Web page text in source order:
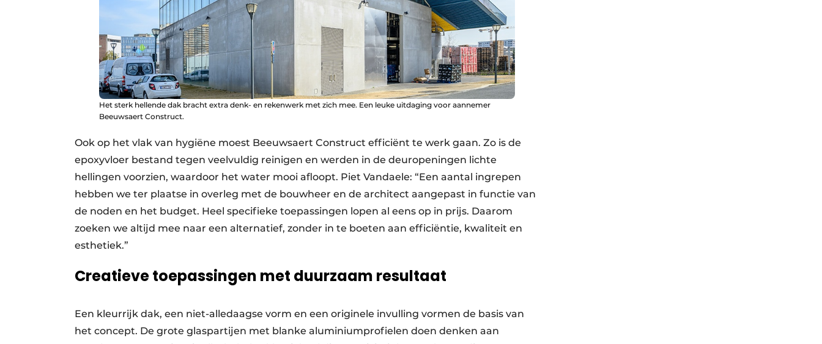
Het sterk hellende dak bracht extra denk- en rekenwerk met zich mee. Een leuke uitdaging voor aannemer
Beeuwsaert Construct.
Ook op het vlak van hygiëne moest Beeuwsaert Construct efficiënt te werk gaan. Zo is de
epoxyvloer bestand tegen veelvuldig reinigen en werden in de deuropeningen lichte
hellingen voorzien, waardoor het water mooi afloopt. Piet Vandaele: “Een aantal ingrepen
hebben we ter plaatse in overleg met de bouwheer en de architect aangepast in functie van
de noden en het budget. Heel specifieke toepassingen lopen al eens op in prijs. Daarom
zoeken we altijd mee naar een alternatief, zonder in te boeten aan efficiëntie, kwaliteit en
esthetiek.”
Creatieve toepassingen met duurzaam resultaat
Een kleurrijk dak, een niet-alledaagse vorm en een originele invulling vormen de basis van
het concept. De grote glaspartijen met blanke aluminiumprofielen doen denken aan